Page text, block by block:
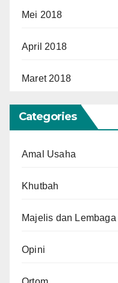
Mei 2018
April 2018
Maret 2018
Categories
Amal Usaha
Khutbah
Majelis dan Lembaga
Opini